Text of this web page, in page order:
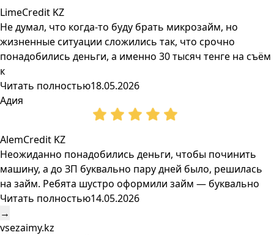
LimeCredit KZ
Не думал, что когда-то буду брать микрозайм, но
жизненные ситуации сложились так, что срочно
понадобились деньги, а именно 30 тысяч тенге на съём
к
Читать полностью18.05.2026
Адия
AlemCredit KZ
Неожиданно понадобились деньги, чтобы починить
машину, а до ЗП буквально пару дней было, решилась
на займ. Ребята шустро оформили займ — буквально
Читать полностью14.05.2026
→
vsezaimy.kz